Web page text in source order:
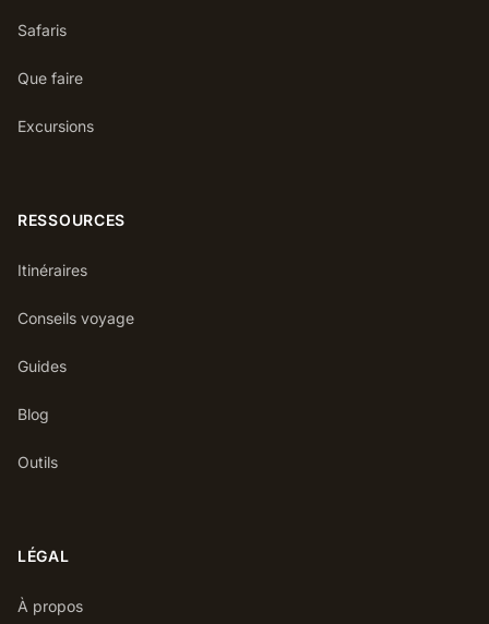
Safaris
Que faire
Excursions
RESSOURCES
Itinéraires
Conseils voyage
Guides
Blog
Outils
LÉGAL
À propos